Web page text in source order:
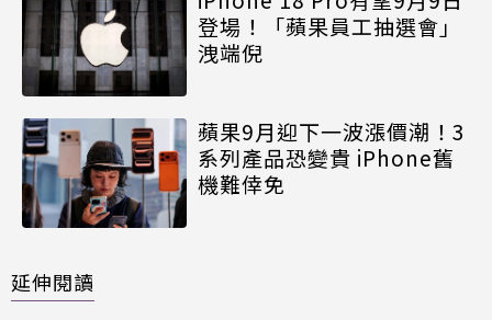
登場！「蘋果員工抽選會」
洩端倪
蘋果9月迎下一波漲價潮！3
系列產品恐變貴 iPhone舊
機難倖免
延伸閱讀